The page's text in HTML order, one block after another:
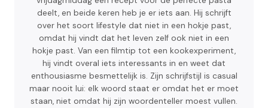
deelt, en beide keren heb je er iets aan. Hij schrijft
over het soort lifestyle dat niet in een hokje past,
omdat hij vindt dat het leven zelf ook niet in een
hokje past. Van een filmtip tot een kookexperiment,
hij vindt overal iets interessants in en weet dat
enthousiasme besmettelijk is. Zijn schrijfstijl is casual
maar nooit lui: elk woord staat er omdat het er moet
staan, niet omdat hij zijn woordenteller moest vullen.